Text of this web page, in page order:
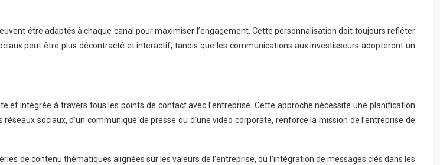
être adaptés à chaque canal pour maximiser l’engagement. Cette personnalisation doit toujours refléter
peut être plus décontracté et interactif, tandis que les communications aux investisseurs adopteront un
intégrée à travers tous les points de contact avec l’entreprise. Cette approche nécessite une planification
sociaux, d’un communiqué de presse ou d’une vidéo corporate, renforce la mission de l’entreprise de
de contenu thématiques alignées sur les valeurs de l’entreprise, ou l’intégration de messages clés dans les